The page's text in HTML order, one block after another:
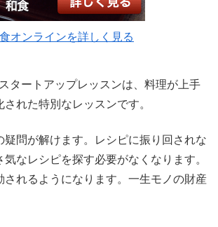
オンラインを詳しく見る
タートアップレッスンは、料理が上手
れた特別なレッスンです。
疑問が解けます。レシピに振り回されな
気なレシピを探す必要がなくなります。
されるようになります。一生モノの財産